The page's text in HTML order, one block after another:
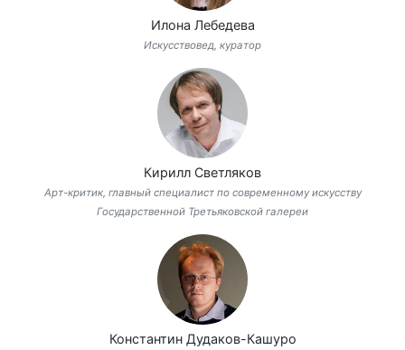
Илона Лебедева
Искусствовед, куратор
Кирилл Светляков
Арт-критик, главный специалист по современному искусству
Государственной Третьяковской галереи
Константин Дудаков-Кашуро